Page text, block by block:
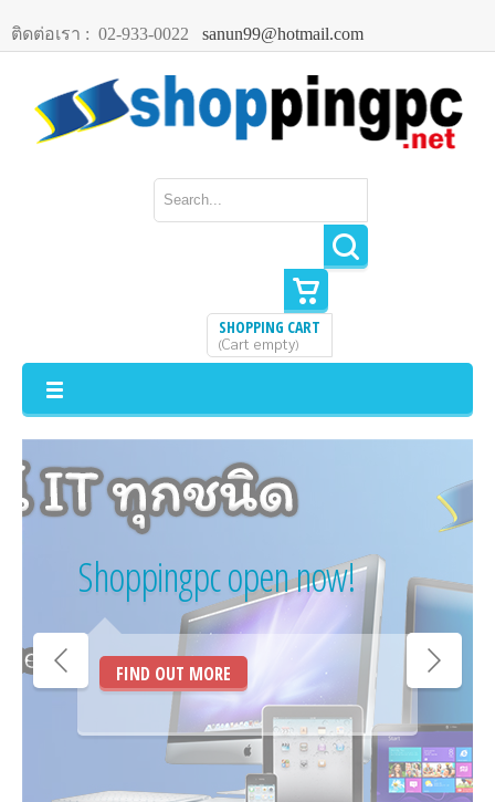
ติดต่อเรา : 02-933-0022 sanun99@hotmail.com
SHOPPING CART
(Cart empty)
Shoppingpc open now!
FIND OUT MORE